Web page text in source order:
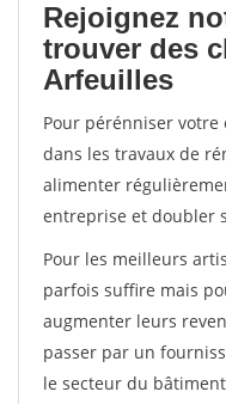
Rejoignez
trouver des
Arfeuilles
Pour pérénniser
dans les travaux de
alimenter
entreprise et doubler
Pour les meilleurs
parfois suffire mais
augmenter leurs
passer par un
le secteur du